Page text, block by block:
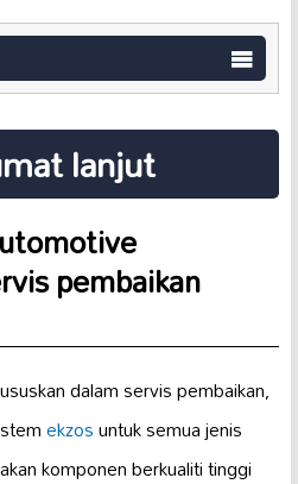
lanjut
pembaikan
dalam servis pembaikan,
ekzosuntuk semua jenis
komponen berkualiti tinggi